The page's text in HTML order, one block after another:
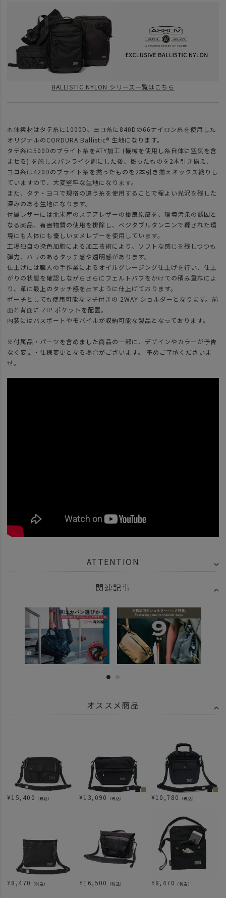
BALLISTIC NYLON シリーズ一覧はこちら
本体素材はタテ糸に1000D、ヨコ糸に840Dの66ナイロン糸を使用した
オリジナルのCORDURA Ballistic® 生地になります。
タテ糸は500Dのブライト糸をATY加工 (機械を使用し糸自体に空気を含
ませる) を施しスパンライク調にした後、撚ったものを2本引き揃え、
ヨコ糸は420Dのブライト糸を撚ったものを2本引き揃えオックス織りし
ていますので、大変堅牢な生地になります。
また、タテ・ヨコで規格の違う糸を使用することで程よい光沢を残した
深みのある生地になります。
付属レザーには北米産のステアレザーの優良原皮を、環境汚染の誘因と
なる薬品、有害物質の使用を排除し、ベジタブルタンニンで鞣された環
境にも人体にも優しいヌメレザーを使用しています。
工場独自の染色加脂による加工技術により、ソフトな感じを残しつつも
弾力、ハリのあるタッチ感や透明感があります。
仕上げには職人の手作業によるオイルグレージング仕上げを行い、仕上
がりの状態を確認しながらさらにフェルトバフをかけての積み重ねによ
り、革に最上のタッチ感を出すように仕上げております。
ポーチとしても使用可能なマチ付きの 2WAY ショルダーとなります。前
面と背面に ZIP ポケットを配置。
内装にはパスポートやモバイルが収納可能な製品となっております。
※付属品・パーツを含めました商品の一部に、デザインやカラーが予告
なく変更・仕様変更となる場合がございます。 予めご了承くださいま
せ。
ATTENTION
関連記事
オススメ商品
¥15,400 （税込） ¥13,090 （税込） ¥10,780 （税込）
¥8,470 （税込） ¥16,500 （税込） ¥8,470 （税込）